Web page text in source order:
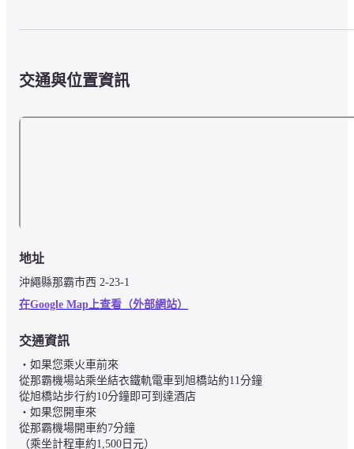
交通與位置資訊
地址
沖繩縣那霸市西 2-23-1
在Google Map上查看（外部網站）
交通資訊
・如果您乘火車前來
從那霸機場站乘坐結衣鐵軌電車到旭橋站約11分鐘
從旭橋站步行約10分鐘即可到達酒店
・如果您開車來
從那霸機場開車約7分鐘
（乘坐計程車約1,500日元）